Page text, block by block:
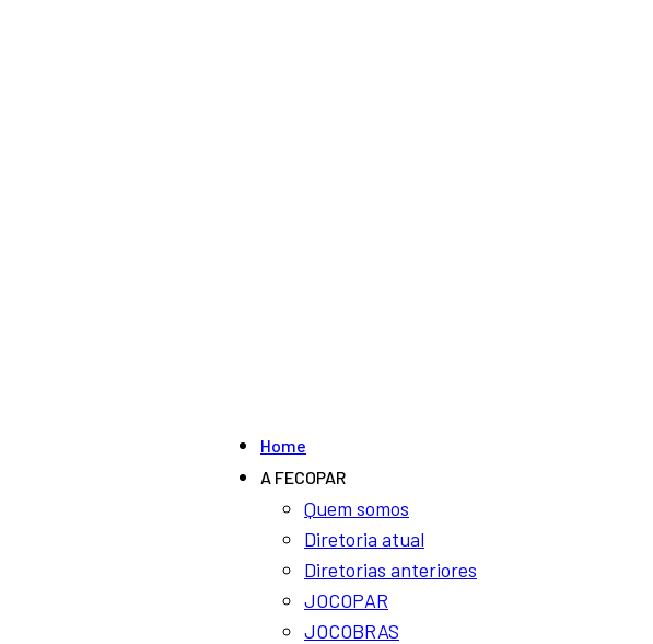
Home
A FECOPAR
Quem somos
Diretoria atual
Diretorias anteriores
JOCOPAR
JOCOBRAS